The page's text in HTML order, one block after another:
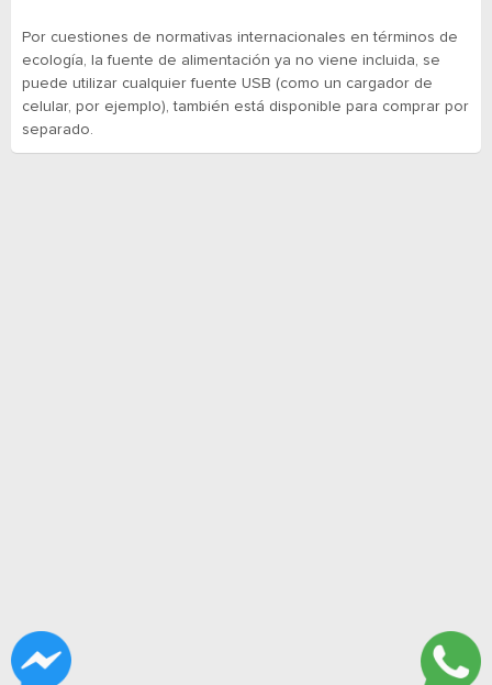
Por cuestiones de normativas internacionales en términos de
ecología, la fuente de alimentación ya no viene incluida, se
puede utilizar cualquier fuente USB (como un cargador de
celular, por ejemplo), también está disponible para comprar por
separado.